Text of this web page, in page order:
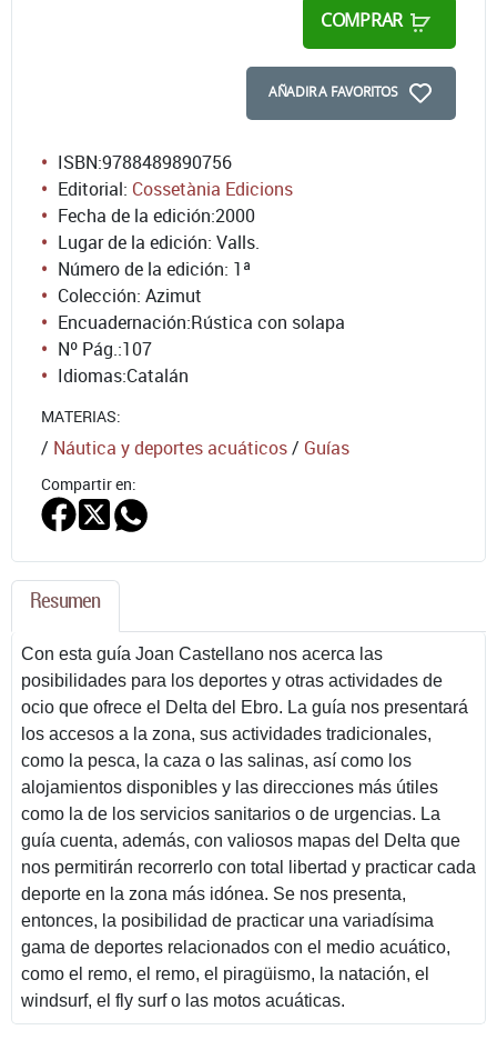
COMPRAR
AÑADIR A FAVORITOS
ISBN:9788489890756
Editorial: Cossetània Edicions
Fecha de la edición:2000
Lugar de la edición: Valls.
Número de la edición: 1ª
Colección: Azimut
Encuadernación:Rústica con solapa
Nº Pág.:107
Idiomas:Catalán
MATERIAS:
/ Náutica y deportes acuáticos/ Guías
Compartir en:
Resumen
Con esta guía Joan Castellano nos acerca las
posibilidades para los deportes y otras actividades de
ocio que ofrece el Delta del Ebro. La guía nos presentará
los accesos a la zona, sus actividades tradicionales,
como la pesca, la caza o las salinas, así como los
alojamientos disponibles y las direcciones más útiles
como la de los servicios sanitarios o de urgencias. La
guía cuenta, además, con valiosos mapas del Delta que
nos permitirán recorrerlo con total libertad y practicar cada
deporte en la zona más idónea. Se nos presenta,
entonces, la posibilidad de practicar una variadísima
gama de deportes relacionados con el medio acuático,
como el remo, el remo, el piragüismo, la natación, el
windsurf, el fly surf o las motos acuáticas.